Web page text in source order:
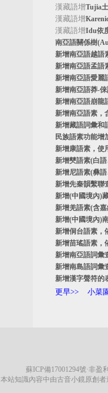
漢藏語增Tujia
漢藏語增
漢藏語增Idu依
南亞語關係樹
新增南亞語越語
新增南亞語孟語
新增南亞語愛麗
新增南亞語莽-倈
新增南亞語崩龍
新增南亞語素，
新增藏語詞彙和
民族語素功能
新增康語素，使
新增僰語素(白
新增尼語素(彝
新增先秦韻繫聯
新增(中國境內)
新增羌語素(含
新增(中國境內)
新增侗台語素，
新增苗瑤語素，
新增南亞語詞彙
新增南島語詞彙
新增漢字聲符的
更早>> 小菜
蘇ICP備17001294號·非盈
本站知識內容中由古音小鏡原創